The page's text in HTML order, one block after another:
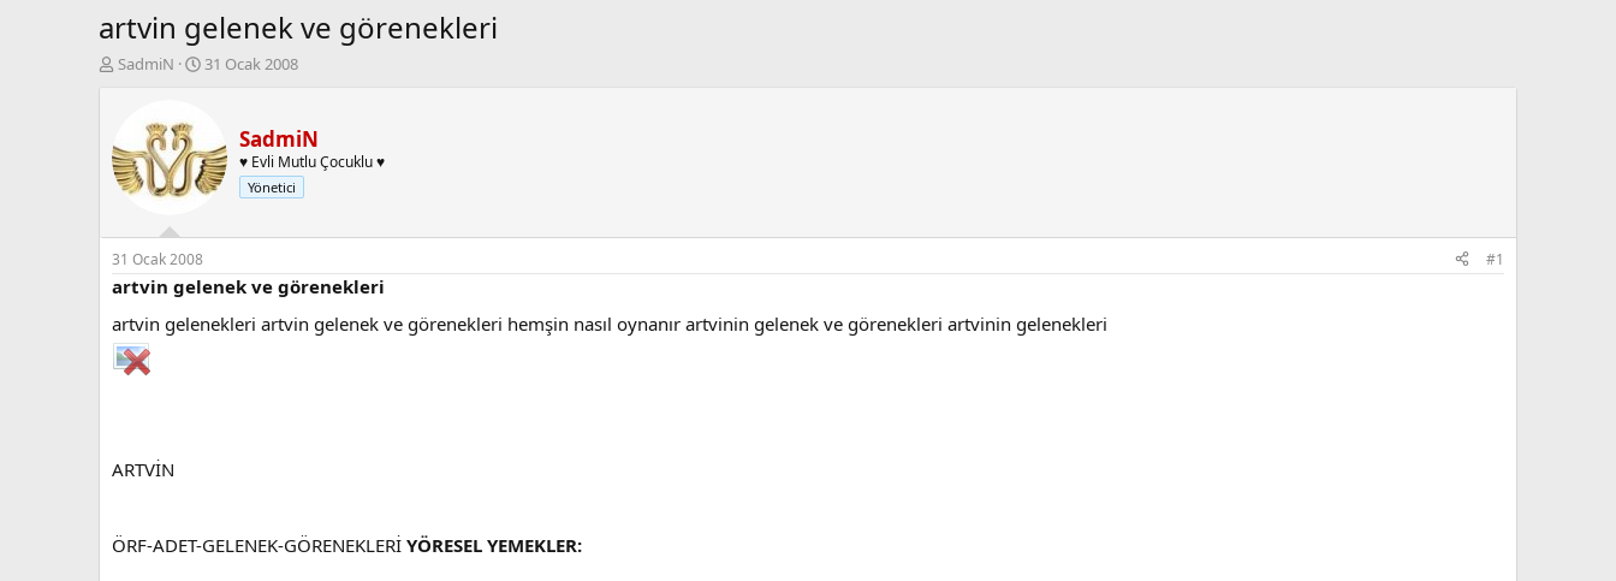
artvin gelenek ve görenekleri
K
u
y
u
a
ş
l
a
t
a
n
SadmiN
B
a
n
g
ç
a
r
i
31 Ocak 2008
SadmiN
♥ Evli Mutlu Çocuklu ♥
Yönetici
31 Ocak 2008 #1
artvin gelenek ve görenekleri
artvin gelenekleri artvin gelenek ve görenekleri hemşin nasıl oynanır artvinin gelenek ve görenekleri artvinin gelenekleri
ARTVİN
ÖRF-ADET-GELENEK-GÖRENEKLERİ YÖRESEL YEMEKLER: